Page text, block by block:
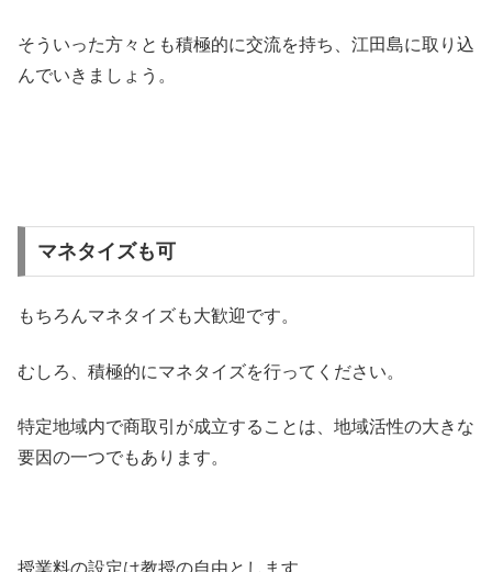
そういった方々とも積極的に交流を持ち、江田島に取り込
んでいきましょう。
マネタイズも可
もちろんマネタイズも大歓迎です。
むしろ、積極的にマネタイズを行ってください。
特定地域内で商取引が成立することは、地域活性の大きな
要因の一つでもあります。
授業料の設定は教授の自由とします。